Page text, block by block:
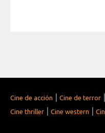
Cine de acción | Cine de terror |
Cine thriller | Cine western |